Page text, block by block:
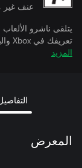
عنف
يتلقى ناشرو
تعريفك في Xbox والبيانات المقترنة بينما تمارس الألعاب.
المزيد
المعرض